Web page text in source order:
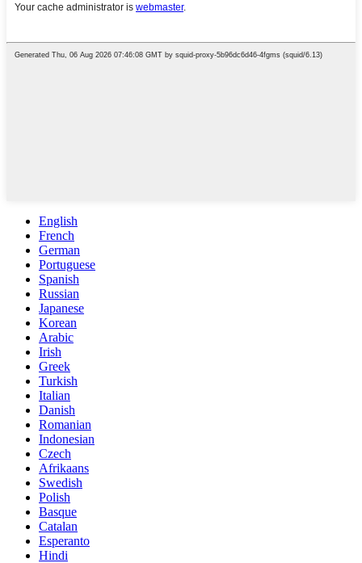
English
French
German
Portuguese
Spanish
Russian
Japanese
Korean
Arabic
Irish
Greek
Turkish
Italian
Danish
Romanian
Indonesian
Czech
Afrikaans
Swedish
Polish
Basque
Catalan
Esperanto
Hindi